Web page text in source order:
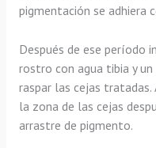
pigmentación se adhiera
Después de ese período
rostro con agua tibia y
raspar las cejas tratadas.
la zona de las cejas
arrastre de pigmento.